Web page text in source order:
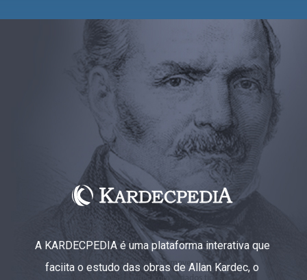
A KARDECPEDIA é uma plataforma interativa que
faciita o estudo das obras de Allan Kardec, o